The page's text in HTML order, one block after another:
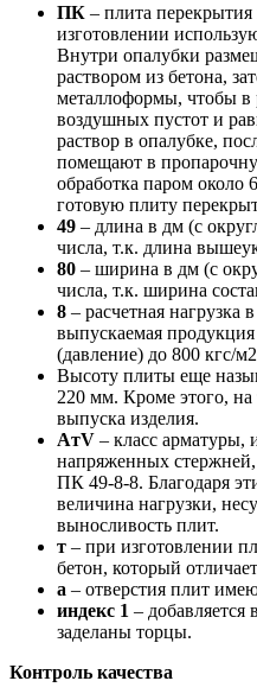
ПК – плита перекрытия
изготовлении
Внутри опалубки
раствором из бетона,
металлоформы, чтобы в
воздушных пустот и
раствор в опалубке,
помещают в
обработка паром около
готовую плиту
49 – длина в дм (с
числа, т.к. длина
80 – ширина в дм (с
числа, т.к. ширина
8 – расчетная нагрузка
выпускаемая
(давление) до 800 кгс/
Высоту плиты еще
220 мм. Кроме этого, на
выпуска изделия.
AтV – класс арматуры,
напряженных
ПК 49-8-8. Благодаря
величина нагрузки,
выносливость плит.
т – при изготовлении
бетон, который
а – отверстия плит
индекс 1 – добавляется
заделаны торцы.
Контроль качества